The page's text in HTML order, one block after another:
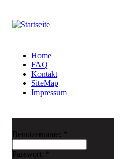
Home
FAQ
Kontakt
SiteMap
Impressum
Benutzername: *
Passwort: *